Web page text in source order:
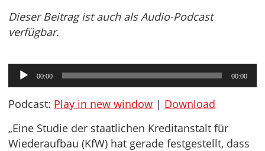
Dieser Beitrag ist auch als Audio-Podcast
verfügbar.
Audio-
Player
00:00 00:00
Podcast: Play in new window | Download
„Eine Studie der staatlichen Kreditanstalt für
Wiederaufbau (KfW) hat gerade festgestellt, dass